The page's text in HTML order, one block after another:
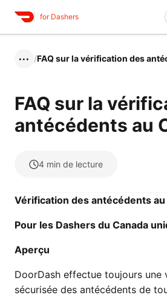
for Dashers
••• /FAQ sur la vérification des
FAQ sur la
antécédents au
4 min de lecture
Vérification des antécédents au
Pour les Dashers du Canada
Aperçu
DoorDash effectue toujours une
sécurisée des antécédents de